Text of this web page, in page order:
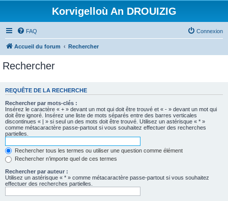
Korvigelloù An DROUIZIG
FAQ Connexion
Accueil du forum Rechercher
Rechercher
REQUÊTE DE LA RECHERCHE
Rechercher par mots-clés :
Insérez le caractère « + » devant un mot qui doit être trouvé et « - » devant un mot qui
doit être ignoré. Insérez une liste de mots séparés entre des barres verticales
discontinues « | » si seul un des mots doit être trouvé. Utilisez un astérisque « * »
comme métacaractère passe-partout si vous souhaitez effectuer des recherches
partielles.
Rechercher tous les termes ou utiliser une question comme élément
Rechercher n’importe quel de ces termes
Rechercher par auteur :
Utilisez un astérisque « * » comme métacaractère passe-partout si vous souhaitez
effectuer des recherches partielles.